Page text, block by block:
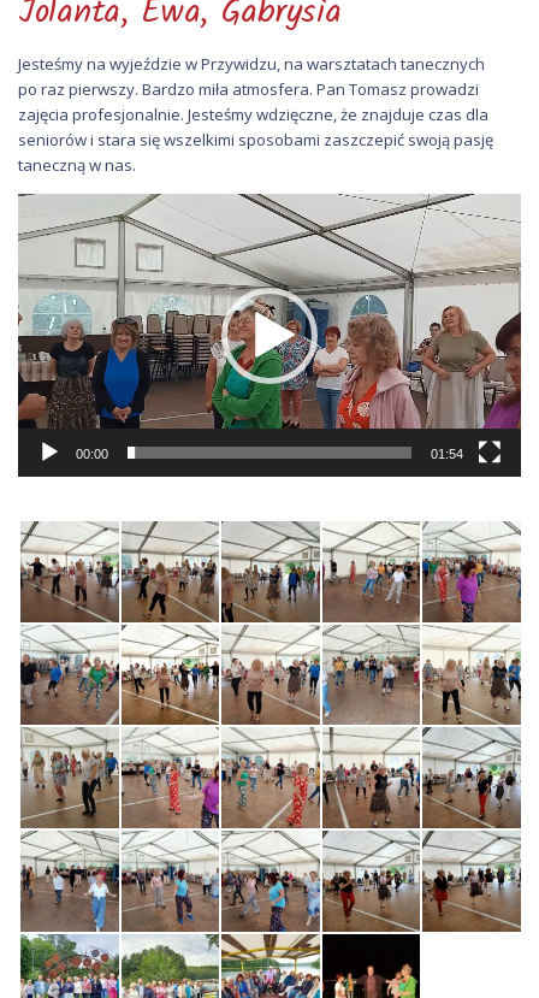
Jolanta, Ewa, Gabrysia
Jesteśmy na wyjeździe w Przywidzu, na warsztatach tanecznych
po raz pierwszy. Bardzo miła atmosfera. Pan Tomasz prowadzi
zajęcia profesjonalnie. Jesteśmy wdzięczne, że znajduje czas dla
seniorów i stara się wszelkimi sposobami zaszczepić swoją pasję
taneczną w nas.
video
00:00 01:54